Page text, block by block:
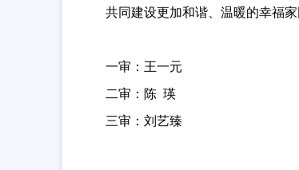
共同建设更加和谐、温暖的幸福家
一审：王一元
二审：陈 瑛
三审：刘艺臻